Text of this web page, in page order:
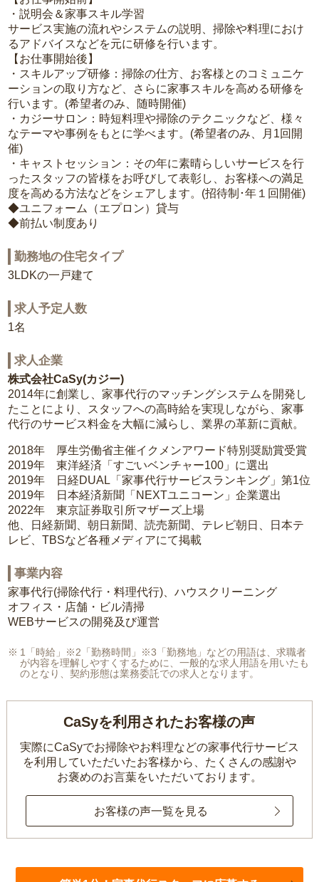
・説明会＆家事スキル学習
サービス実施の流れやシステムの説明、掃除や料理におけ
るアドバイスなどを元に研修を行います。
【お仕事開始後】
・スキルアップ研修：掃除の仕方、お客様とのコミュニケ
ーションの取り方など、さらに家事スキルを高める研修を
行います。(希望者のみ、随時開催)
・カジーサロン：時短料理や掃除のテクニックなど、様々
なテーマや事例をもとに学べます。(希望者のみ、月1回開
催)
・キャストセッション：その年に素晴らしいサービスを行
ったスタッフの皆様をお呼びして表彰し、お客様への満足
度を高める方法などをシェアします。(招待制･年１回開催)
◆ユニフォーム（エプロン）貸与
◆前払い制度あり
勤務地の住宅タイプ
3LDKの一戸建て
求人予定人数
1名
求人企業
株式会社CaSy(カジー)
2014年に創業し、家事代行のマッチングシステムを開発し
たことにより、スタッフへの高時給を実現しながら、家事
代行のサービス料金を大幅に減らし、業界の革新に貢献。
2018年 厚生労働省主催イクメンアワード特別奨励賞受賞
2019年 東洋経済「すごいベンチャー100」に選出
2019年 日経DUAL「家事代行サービスランキング」第1位
2019年 日本経済新聞「NEXTユニコーン」企業選出
2022年 東京証券取引所マザーズ上場
他、日経新聞、朝日新聞、読売新聞、テレビ朝日、日本テ
レビ、TBSなど各種メディアにて掲載
事業内容
家事代行(掃除代行・料理代行)、ハウスクリーニング
オフィス・店舗・ビル清掃
WEBサービスの開発及び運営
1「時給」※2「勤務時間」※3「勤務地」などの用語は、求職者
が内容を理解しやすくするために、一般的な求人用語を用いたも
のとなり、契約形態は業務委託での求人となります。
CaSyを利用されたお客様の声
実際にCaSyでお掃除やお料理などの家事代行サービス
を利用していただいたお客様から、 たくさんの感謝や
お褒めのお言葉をいただいております。
お客様の声一覧を見る